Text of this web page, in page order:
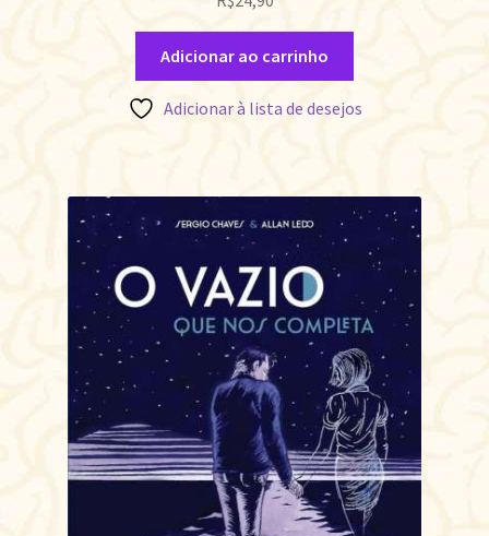
Adicionar ao carrinho
Adicionar à lista de desejos